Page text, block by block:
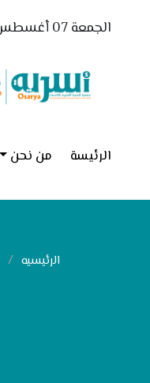
الجمعة 07 أغسطس 2026 / 24-صفر-1448
الرئيسة من نحن
الرئيسيه